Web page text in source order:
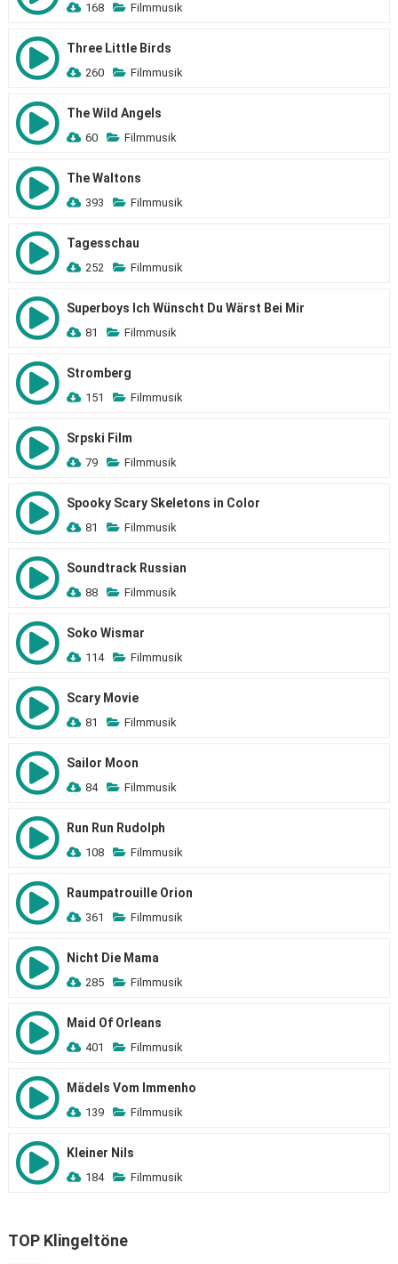
168 Filmmusik
Three Little Birds
260 Filmmusik
The Wild Angels
60 Filmmusik
The Waltons
393 Filmmusik
Tagesschau
252 Filmmusik
Superboys Ich Wünscht Du Wärst Bei Mir
81 Filmmusik
Stromberg
151 Filmmusik
Srpski Film
79 Filmmusik
Spooky Scary Skeletons in Color
81 Filmmusik
Soundtrack Russian
88 Filmmusik
Soko Wismar
114 Filmmusik
Scary Movie
81 Filmmusik
Sailor Moon
84 Filmmusik
Run Run Rudolph
108 Filmmusik
Raumpatrouille Orion
361 Filmmusik
Nicht Die Mama
285 Filmmusik
Maid Of Orleans
401 Filmmusik
Mädels Vom Immenho
139 Filmmusik
Kleiner Nils
184 Filmmusik
TOP Klingeltöne